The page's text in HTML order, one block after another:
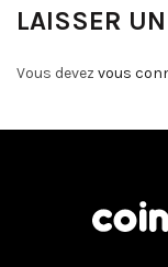
LAISSER
Vous devez vous